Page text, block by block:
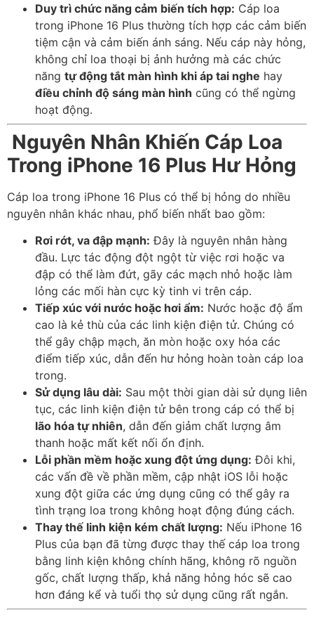
Duy trì chức năng cảm biến tích hợp: Cáp loa
trong iPhone 16 Plus thường tích hợp các cảm biến
tiệm cận và cảm biến ánh sáng. Nếu cáp này hỏng,
không chỉ loa thoại bị ảnh hưởng mà các chức
năng tự động tắt màn hình khi áp tai nghe hay
điều chỉnh độ sáng màn hình cũng có thể ngừng
hoạt động.
Nguyên Nhân Khiến Cáp Loa
Trong iPhone 16 Plus Hư Hỏng
Cáp loa trong iPhone 16 Plus có thể bị hỏng do nhiều
nguyên nhân khác nhau, phổ biến nhất bao gồm:
Rơi rớt, va đập mạnh: Đây là nguyên nhân hàng
đầu. Lực tác động đột ngột từ việc rơi hoặc va
đập có thể làm đứt, gãy các mạch nhỏ hoặc làm
lỏng các mối hàn cực kỳ tinh vi trên cáp.
Tiếp xúc với nước hoặc hơi ẩm: Nước hoặc độ ẩm
cao là kẻ thù của các linh kiện điện tử. Chúng có
thể gây chập mạch, ăn mòn hoặc oxy hóa các
điểm tiếp xúc, dẫn đến hư hỏng hoàn toàn cáp loa
trong.
Sử dụng lâu dài: Sau một thời gian dài sử dụng liên
tục, các linh kiện điện tử bên trong cáp có thể bị
lão hóa tự nhiên, dẫn đến giảm chất lượng âm
thanh hoặc mất kết nối ổn định.
Lỗi phần mềm hoặc xung đột ứng dụng: Đôi khi,
các vấn đề về phần mềm, cập nhật iOS lỗi hoặc
xung đột giữa các ứng dụng cũng có thể gây ra
tình trạng loa trong không hoạt động đúng cách.
Thay thế linh kiện kém chất lượng: Nếu iPhone 16
Plus của bạn đã từng được thay thế cáp loa trong
bằng linh kiện không chính hãng, không rõ nguồn
gốc, chất lượng thấp, khả năng hỏng hóc sẽ cao
hơn đáng kể và tuổi thọ sử dụng cũng rất ngắn.